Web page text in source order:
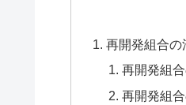
再開発組合の
再開発組
再開発組